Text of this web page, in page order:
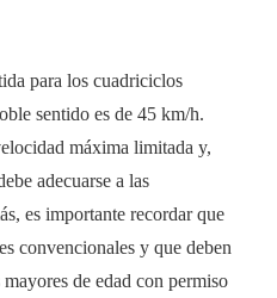
para los cuadriciclos
sentido es de 45 km/h.
máxima limitada y,
adecuarse a las
es importante recordar que
convencionales y que deben
de edad con permiso